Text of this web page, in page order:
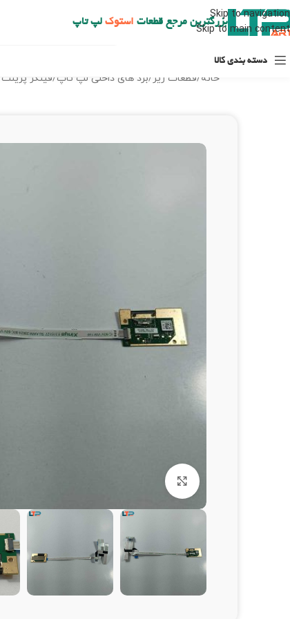
Skip to navigation
Skip to main content
بزرگترین مرجع قطعات استوک لپ تاپ
دسته بندی کالا
خانه /قطعات ریز /برد های داخلی لپ تاپ/فینگر پرینت